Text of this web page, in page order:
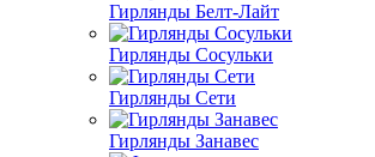
Гирлянды Белт-Лайт
Гирлянды Сосульки
Гирлянды Сети
Гирлянды Занавес